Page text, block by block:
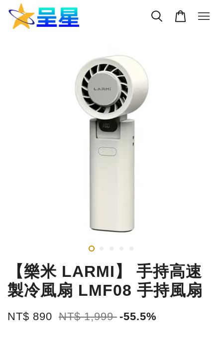
【樂米 LARMI】 手持高速
製冷風扇 LMF08 手持風扇
NT$ 890 NT$ 1,999 -55.5%